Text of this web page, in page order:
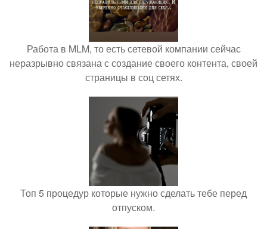
Работа в MLM, то есть сетевой компании сейчас
неразрывно связана с создание своего контента, своей
страницы в соц сетях.
Топ 5 процедур которые нужно сделать тебе перед
отпуском.